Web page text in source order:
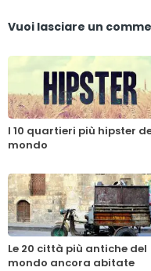
Vuoi lasciare un
I 10 quartieri più hipster
mondo
Le 20 città più antiche del
mondo ancora abitate